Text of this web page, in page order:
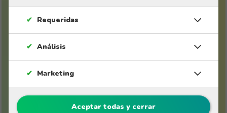
Requeridas
✔
Análisis
✔
Marketing
✔
Aceptar todas y cerrar